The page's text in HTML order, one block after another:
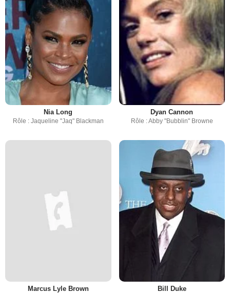
Nia Long
Rôle : Jaqueline "Jaq" Blackman
Dyan Cannon
Rôle : Abby "Bubblin" Browne
Marcus Lyle Brown Bill Duke